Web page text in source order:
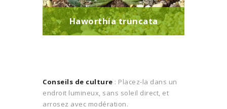
Haworthia truncata
Conseils de culture : Placez-la dans un
endroit lumineux, sans soleil direct, et
arrosez avec modération.